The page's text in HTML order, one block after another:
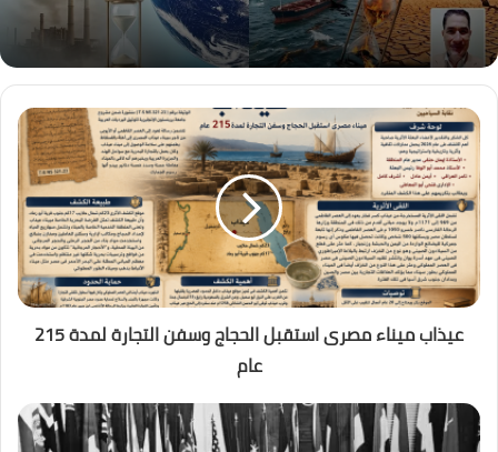
عيذاب ميناء مصرى استقبل الحجاج وسفن التجارة لمدة 215
عام